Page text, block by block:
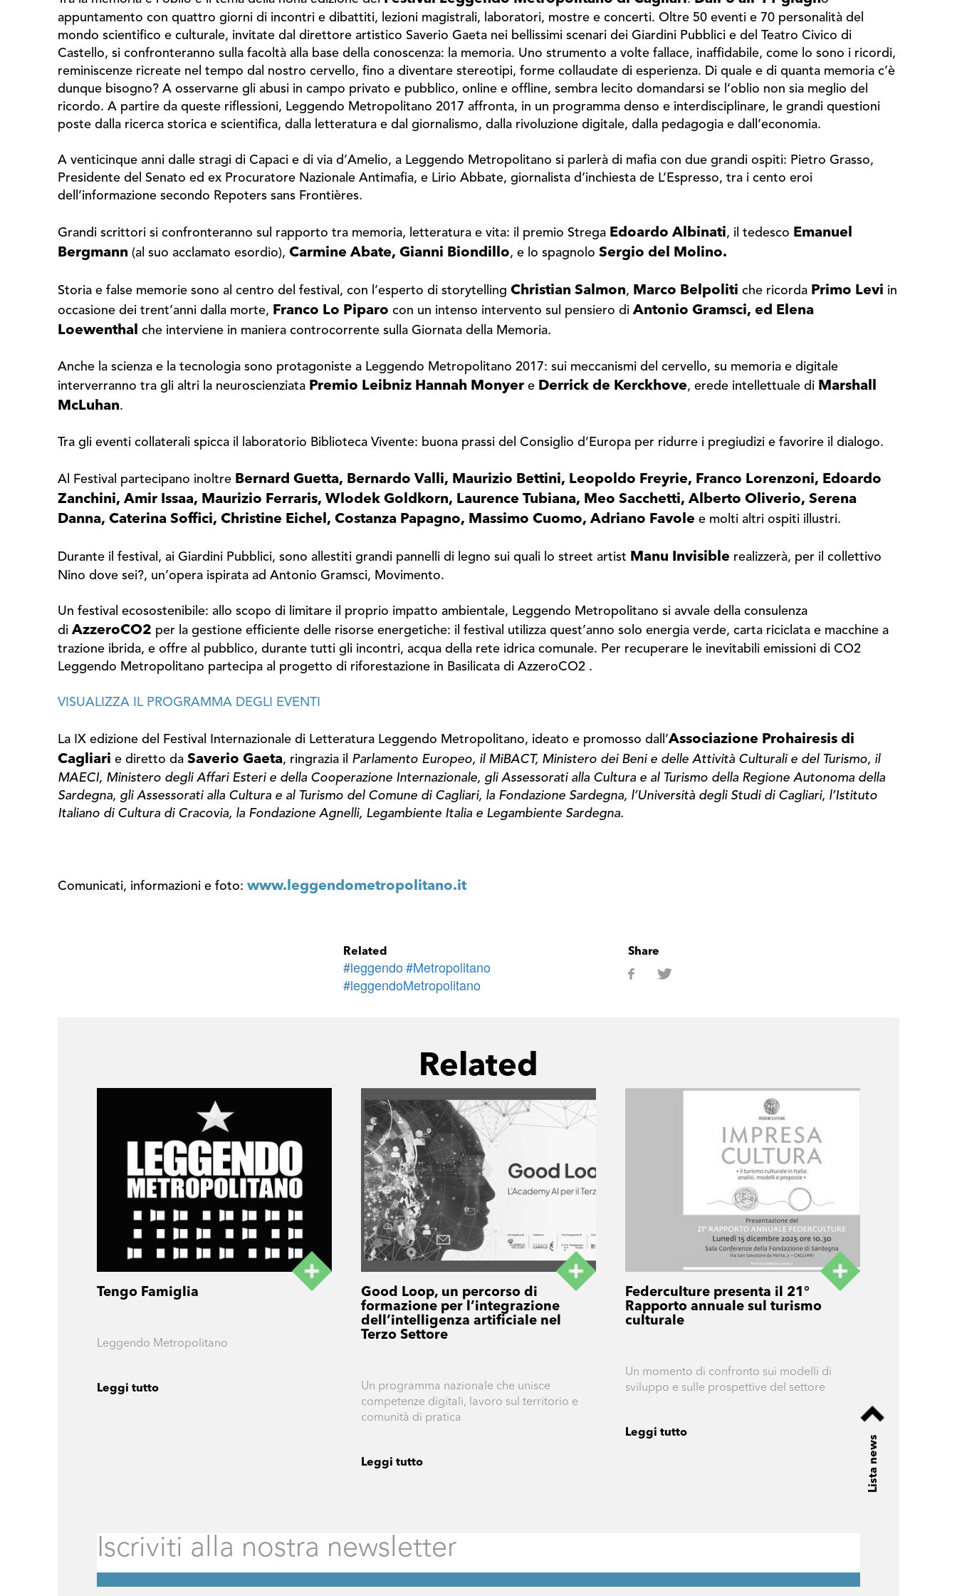
appuntamento con quattro giorni di incontri e dibattiti, lezioni magistrali, laboratori, mostre e concerti. Oltre 50 eventi e 70 personalità del
mondo scientifico e culturale, invitate dal direttore artistico Saverio Gaeta nei bellissimi scenari dei Giardini Pubblici e del Teatro Civico di
Castello, si confronteranno sulla facoltà alla base della conoscenza: la memoria. Uno strumento a volte fallace, inaffidabile, come lo sono i ricordi,
reminiscenze ricreate nel tempo dal nostro cervello, fino a diventare stereotipi, forme collaudate di esperienza. Di quale e di quanta memoria c’è
dunque bisogno? A osservarne gli abusi in campo privato e pubblico, online e offline, sembra lecito domandarsi se l’oblio non sia meglio del
ricordo. A partire da queste riflessioni, Leggendo Metropolitano 2017 affronta, in un programma denso e interdisciplinare, le grandi questioni
poste dalla ricerca storica e scientifica, dalla letteratura e dal giornalismo, dalla rivoluzione digitale, dalla pedagogia e dall’economia.
A venticinque anni dalle stragi di Capaci e di via d’Amelio, a Leggendo Metropolitano si parlerà di mafia con due grandi ospiti: Pietro Grasso,
Presidente del Senato ed ex Procuratore Nazionale Antimafia, e Lirio Abbate, giornalista d’inchiesta de L’Espresso, tra i cento eroi
dell’informazione secondo Repoters sans Frontières.
Grandi scrittori si confronteranno sul rapporto tra memoria, letteratura e vita: il premio Strega Edoardo Albinati, il tedesco Emanuel
Bergmann(al suo acclamato esordio), Carmine Abate, Gianni Biondillo, e lo spagnolo Sergio del Molino.
Storia e false memorie sono al centro del festival, con l’esperto di storytelling Christian Salmon, Marco Belpoliti che ricorda Primo Levi in
occasione dei trent’anni dalla morte, Franco Lo Piparo con un intenso intervento sul pensiero di Antonio Gramsci, ed Elena
Loewenthal
che interviene in maniera controcorrente sulla Giornata della Memoria.
Anche la scienza e la tecnologia sono protagoniste a Leggendo Metropolitano 2017: sui meccanismi del cervello, su memoria e digitale
interverranno tra gli altri la neuroscienziata Premio Leibniz Hannah Monyere Derrick de Kerckhove, erede intellettuale diMarshall
McLuhan.
Tra gli eventi collaterali spicca il laboratorio Biblioteca Vivente: buona prassi del Consiglio d’Europa per ridurre i pregiudizi e favorire il dialogo.
Al Festival partecipano inoltre Bernard Guetta, Bernardo Valli, Maurizio Bettini, Leopoldo Freyrie, Franco Lorenzoni, Edoardo
Zanchini, Amir Issaa, Maurizio Ferraris, Wlodek Goldkorn, Laurence Tubiana, Meo Sacchetti, Alberto Oliverio, Serena
Danna, Caterina Soffici, Christine Eichel, Costanza Papagno, Massimo Cuomo, Adriano Favolee molti altri ospiti illustri.
Durante il festival, ai Giardini Pubblici, sono allestiti grandi pannelli di legno sui quali lo street artist Manu Invisiblerealizzerà, per il collettivo
Nino dove sei?, un’opera ispirata ad Antonio Gramsci, Movimento.
Un festival ecosostenibile: allo scopo di limitare il proprio impatto ambientale, Leggendo Metropolitano si avvale della consulenza
di AzzeroCO2 per la gestione efficiente delle risorse energetiche: il festival utilizza quest’anno solo energia verde, carta riciclata e macchine a
trazione ibrida, e offre al pubblico, durante tutti gli incontri, acqua della rete idrica comunale. Per recuperare le inevitabili emissioni di CO2
Leggendo Metropolitano partecipa al progetto di riforestazione in Basilicata di AzzeroCO2 .
VISUALIZZA IL PROGRAMMA DEGLI EVENTI
La IX edizione del Festival Internazionale di Letteratura Leggendo Metropolitano, ideato e promosso dall’Associazione Prohairesis di
Cagliari e diretto da Saverio Gaeta, ringrazia il Parlamento Europeo, il MiBACT, Ministero dei Beni e delle Attività Culturali e del Turismo, il
MAECI, Ministero degli Affari Esteri e della Cooperazione Internazionale, gli Assessorati alla Cultura e al Turismo della Regione Autonoma della
Sardegna, gli Assessorati alla Cultura e al Turismo del Comune di Cagliari, la Fondazione Sardegna, l’Università degli Studi di Cagliari, l’Istituto
Italiano di Cultura di Cracovia, la Fondazione Agnelli, Legambiente Italia e Legambiente Sardegna.
Comunicati, informazioni e foto: www.leggendometropolitano.it
Related
#leggendo#Metropolitano
#leggendoMetropolitano
Share
Related
Tengo Famiglia
Leggendo Metropolitano
Leggi tutto
Good Loop, un percorso di
formazione per l’integrazione
dell’intelligenza artificiale nel
Terzo Settore
Un programma nazionale che unisce
competenze digitali, lavoro sul territorio e
comunità di pratica
Leggi tutto
Federculture presenta il 21°
Rapporto annuale sul turismo
culturale
Un momento di confronto sui modelli di
sviluppo e sulle prospettive del settore
Leggi tutto
Lista news